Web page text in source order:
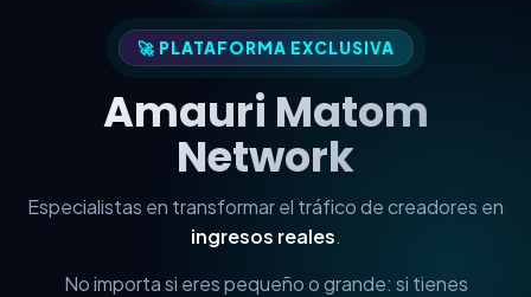
🚀 PLATAFORMA EXCLUSIVA
Amauri Matom
Network
Especialistas en transformar el tráfico de creadores en
ingresos reales.
No importa si eres pequeño o grande: si tienes